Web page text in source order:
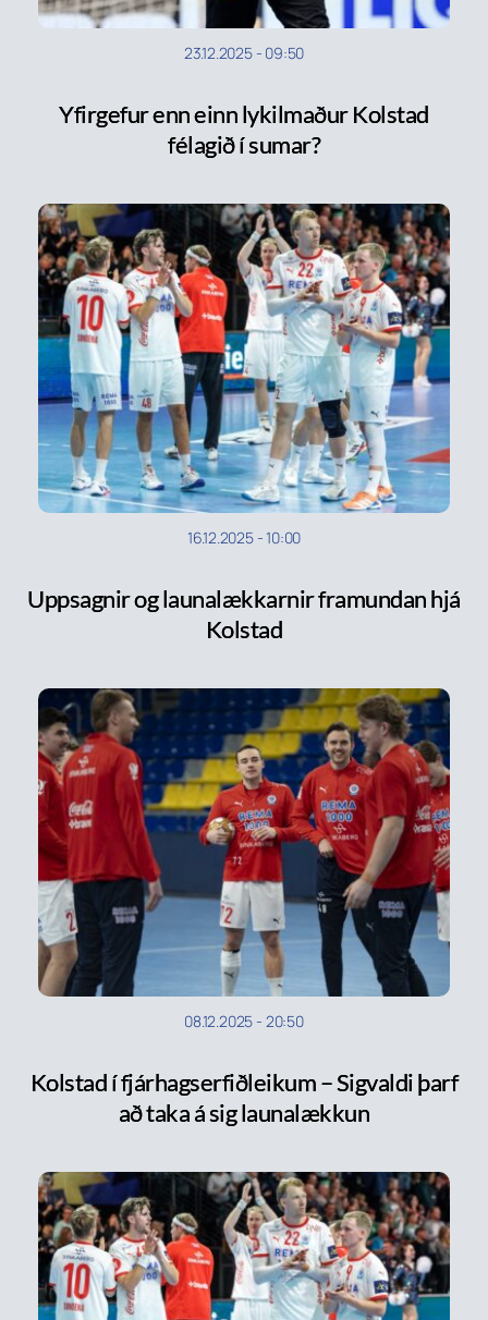
23.12.2025- 09:50
Yfirgefur enn einn lykilmaður Kolstad
félagið í sumar?
16.12.2025-10:00
Uppsagnir og launalækkarnir framundan hjá
Kolstad
08.12.2025 - 20:50
Kolstad í fjárhagserfiðleikum – Sigvaldi þarf
að taka á sig launalækkun